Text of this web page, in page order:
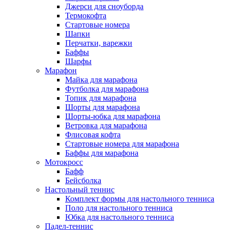
Джерси для сноуборда
Термокофта
Стартовые номера
Шапки
Перчатки, варежки
Баффы
Шарфы
Марафон
Майка для марафона
Футболка для марафона
Топик для марафона
Шорты для марафона
Шорты-юбка для марафона
Ветровка для марафона
Флисовая кофта
Стартовые номера для марафона
Баффы для марафона
Мотокросс
Бафф
Бейсболка
Настольный теннис
Комплект формы для настольного тенниса
Поло для настольного тенниса
Юбка для настольного тенниса
Падел-теннис